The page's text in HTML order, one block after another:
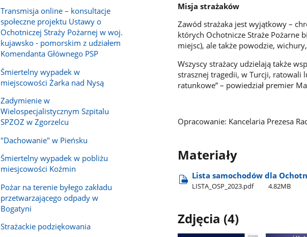
Transmisja online – konsultacje
społeczne projektu Ustawy o
Ochotniczej Straży Pożarnej w woj.
kujawsko - pomorskim z udziałem
Komendanta Głównego PSP
Śmiertelny wypadek w
miejscowości Żarka nad Nysą
Zadymienie w
Wielospecjalistycznym Szpitalu
SPZOZ w Zgorzelcu
"Dachowanie" w Pieńsku
Śmiertelny wypadek w pobliżu
miesjcowości Koźmin
Pożar na terenie byłego zakładu
przetwarzającego odpady w
Bogatyni
Strażackie podziękowania
Misja strażaków
Zawód strażaka jest wyjątkowy –
których Ochotnicze Straże Pożarne
miejsc), ale także powodzie,
Wszyscy strażacy udzielają także
strasznej tragedii, w Turcji, ratowali
ratunkowe” – powiedział premier
Opracowanie: Kancelaria Prezesa
Materiały
Lista samochodów dla
LISTA​_OSP​_2023.pdf 4.82MB
Zdjęcia (4)